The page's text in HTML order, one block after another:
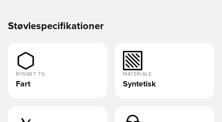
Støvlespecifikationer
BYGGET TIL
Fart
MATERIALE
Syntetisk